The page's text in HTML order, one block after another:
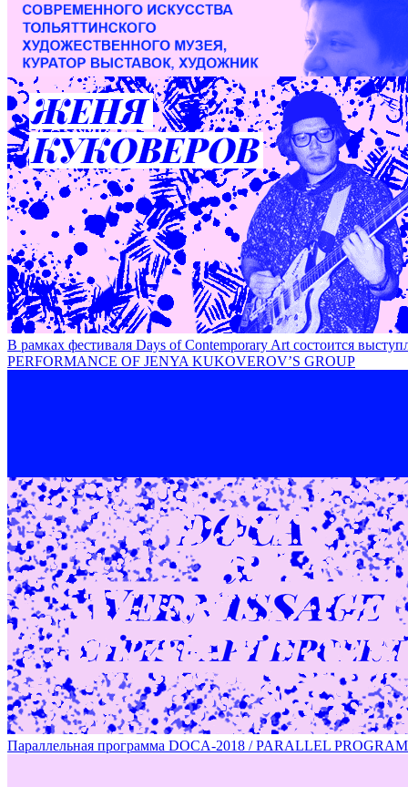
Временность как категория современного искусства /
В рамках фестиваля Days of Contemporary Art состоится
PERFORMANCE OF JENYA KUKOVEROV’S GROUP
DOCA OPEN CALL – участники / PARTICIPANTS OF DOCA
Параллельная программа DOCA-2018 / PARALLEL